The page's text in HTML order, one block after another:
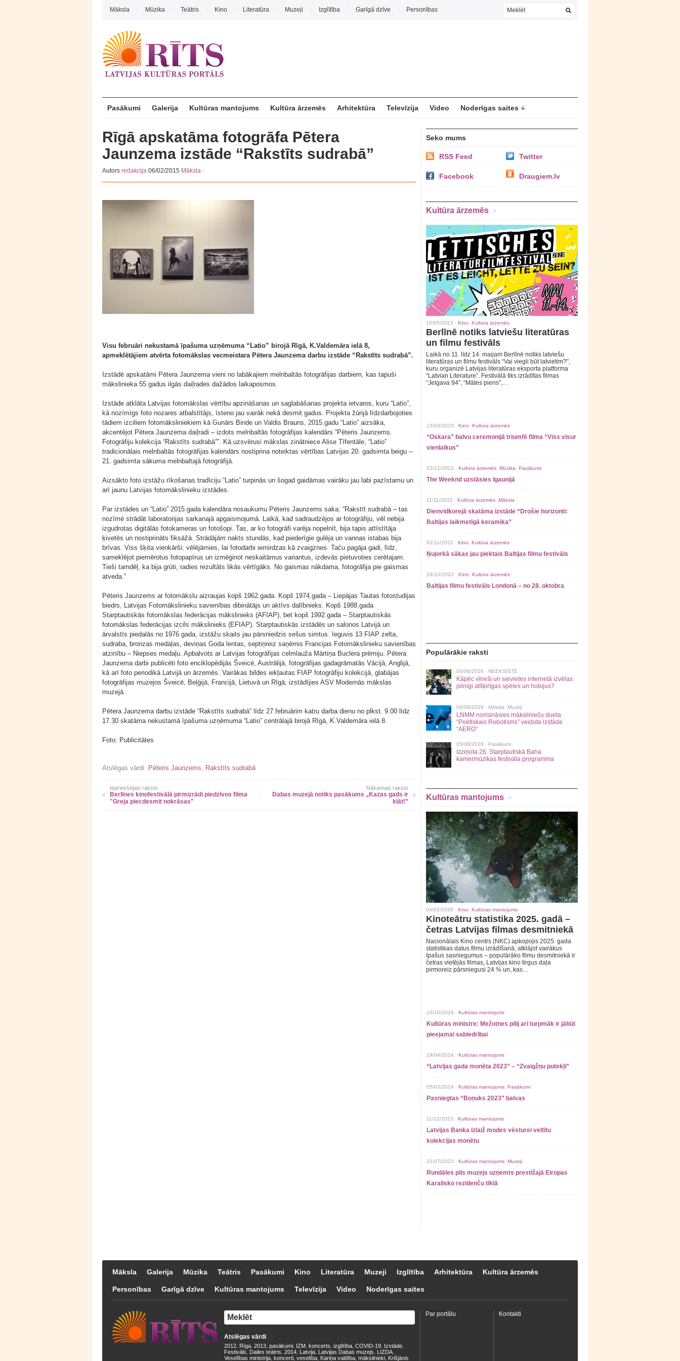
Māksla Mūzika Teātris Kino Literatūra Muzeji Izglītība Garīgā dzīve Personības
Pasākumi Galerija Kultūras mantojums Kultūra ārzemēs Arhitektūra Televīzija Video Noderīgas saites
Rīgā apskatāma fotogrāfa Pētera
Jaunzema izstāde “Rakstīts sudrabā”
Autors redakcija 06/02/2015 Māksla ·
Visu februāri nekustamā īpašuma uzņēmuma “Latio” birojā Rīgā, K.Valdemāra ielā 8,
apmeklētājiem atvērta fotomākslas vecmeistara Pētera Jaunzema darbu izstāde “Rakstīts sudrabā”.
Izstādē apskatāmi Pētera Jaunzema vieni no labākajiem melnbaltās fotogrāfijas darbiem, kas tapuši
mākslinieka 55 gadus ilgās daiļrades dažādos laikaposmos.
Izstāde atklāta Latvijas fotomākslas vērtību apzināšanas un saglabāšanas projekta ietvaros, kuru “Latio”,
kā nozīmīgs foto nozares atbalstītājs, īsteno jau vairāk nekā desmit gadus. Projekta žūrijā līdzdarbojoties
tādiem izciliem fotomāksliniekiem kā Gunārs Binde un Valdis Brauns, 2015.gadu “Latio” aizsāka,
akcentējot Pētera Jaunzema daiļradi – izdots melnbaltās fotogrāfijas kalendārs “Pēteris Jaunzems.
Fotogrāfiju kolekcija “Rakstīts sudrabā””. Kā uzsvērusi mākslas zinātniece Alise Tīfentāle, “Latio”
tradicionālais melnbaltās fotogrāfijas kalendārs nostiprina noteiktas vērtības Latvijas 20. gadsimta beigu –
21. gadsimta sākuma melnbaltajā fotogrāfijā.
Aizsākto foto izstāžu rīkošanas tradīciju “Latio” turpinās un šogad gaidāmas vairāku jau labi pazīstamu un
arī jaunu Latvijas fotomākslinieku izstādes.
Par izstādes un “Latio” 2015.gada kalendāra nosaukumu Pēteris Jaunzems saka: “Rakstīt sudrabā – tas
nozīmē strādāt laboratorijas sarkanajā apgaismojumā. Laikā, kad sadraudzējos ar fotogrāfiju, vēl nebija
izgudrotas digitālās fotokameras un fotošopi. Tas, ar ko fotogrāfi varēja nopelnīt, bija tapis attīstītāja
ķivetēs un nostiprināts fiksāžā. Strādājām nakts stundās, kad piederīgie gulēja un vannas istabas bija
brīvas. Viss šķita vienkārši: vēlējāmies, lai fotodarbi iemirdzas kā zvaigznes. Taču pagāja gadi, līdz,
sameklējot piemērotus fotopapīrus un izmēģinot neskaitāmus variantus, izdevās pietuvoties cerētajam.
Tieši tamdēļ, ka bija grūti, radies rezultāts likās vērtīgāks. No gaismas nākdama, fotogrāfija pie gaismas
atveda.”
Pēteris Jaunzems ar fotomākslu aizraujas kopš 1962.gada. Kopš 1974.gada – Liepājas Tautas fotostudijas
biedrs, Latvijas Fotomākslinieku savienības dibinātājs un aktīvs dalībnieks. Kopš 1988.gada
Starptautiskās fotomākslas federācijas mākslinieks (AFIAP), bet kopš 1992.gada – Starptautiskās
fotomākslas federācijas izcils mākslinieks (EFIAP). Starptautiskās izstādēs un salonos Latvijā un
ārvalstīs piedalās no 1976.gada, izstāžu skaits jau pārsniedzis sešus simtus. Ieguvis 13 FIAP zelta,
sudraba, bronzas medaļas, deviņas Goda lentas, septiņreiz saņēmis Francijas Fotomākslinieku savienības
atzinību – Niepses medaļu. Apbalvots ar Latvijas fotogrāfijas celmlauža Mārtiņa Buclera prēmiju. Pētera
Jaunzema darbi publicēti foto enciklopēdijās Šveicē, Austrālijā, fotogrāfijas gadagrāmatās Vācijā, Anglijā,
kā arī foto periodikā Latvijā un ārzemēs. Vairākas bildes iekļautas FIAP fotogrāfiju kolekcijā, glabājas
fotogrāfijas muzejos Šveicē, Beļģijā, Francijā, Lietuvā un Rīgā, izstādījies ASV Modernās mākslas
muzejā.
Pētera Jaunzema darbu izstāde “Rakstīts sudrabā” līdz 27.februārim katru darba dienu no plkst. 9.00 līdz
17.30 skatāma nekustamā īpašuma uzņēmuma “Latio” centrālajā birojā Rīgā, K.Valdemāra ielā 8.
Foto: Publicitātes
Atslēgas vārdi: Pēteris Jaunzems, Rakstīts sudrabā
Iepriekšējais raksts
Berlīnes kinofestivālā pirmizrādi piedzīvos filma
"Greja piecdesmit nokrāsas"
Nākamais raksts
Dabas muzejā notiks pasākums „Kazas gads ir
klāt!”
Seko mums
RSS Feed Twitter
Facebook Draugiem.lv
Kultūra ārzemēs
10/05/2023 · Kino Kultūra ārzemēs
Berlīnē notiks latviešu literatūras
un filmu festivāls
Laikā no 11. līdz 14. maijam Berlīnē notiks latviešu
literatūras un filmu festivāls “Vai viegli būt latvietim?”,
kuru organizē Latvijas literatūras eksporta platforma
“Latvian Literature”. Festivālā tiks izrādītas filmas
“Jelgava 94”, “Mātes piens”,…
13/03/2023 · Kino Kultūra ārzemēs
“Oskara” balvu ceremonijā triumfē filma “Viss visur
vienlaikus”
02/12/2022 · Kultūra ārzemēs Mūzika Pasākumi
The Weeknd uzstāsies Igaunijā
11/11/2022 · Kultūra ārzemēs Māksla
Dienvidkorejā skatāma izstāde “Drošie horizonti:
Baltijas laikmetīgā keramika”
01/11/2022 · Kino Kultūra ārzemēs
Ņujorkā sākas jau piektais Baltijas filmu festivāls
28/10/2022 · Kino Kultūra ārzemēs
Baltijas filmu festivāls Londonā – no 28. oktobra
Populārākie raksti
04/08/2026 · NEEKSISTE
Kāpēc vīrieši un sievietes internetā izvēlas
pilnīgi atšķirīgas spēles un hobijus?
04/08/2026 · Māksla Muzeji
LNMM norisināsies mākslinieču dueta
“Poētiskais Robotisms” veidota izstāde
“AERO”
05/08/2026 · Pasākumi
Izziņota 26. Starptautiskā Baha
kamermūzikas festivāla programma
Kultūras mantojums
04/02/2026 · Kino Kultūras mantojums
Kinoteātru statistika 2025. gadā –
četras Latvijas filmas desmitniekā
Nacionālais Kino centrs (NKC) apkopojis 2025. gada
statistikas datus filmu izrādīšanā, atklājot vairākus
īpašus sasniegumus – populārāko filmu desmitniekā ir
četras vietējās filmas, Latvijas kino tirgus daļa
pirmoreiz pārsniegusi 24 % un, kas…
10/10/2024 · Kultūras mantojums
Kultūras ministre: Mežotnes pilij arī turpmāk ir jābūt
pieejamai sabiedrībai
19/04/2024 · Kultūras mantojums
“Latvijas gada monēta 2023” – “Zvaigžņu putekļi”
05/03/2024 · Kultūras mantojums Pasākumi
Pasniegtas “Boņuks 2023” balvas
11/12/2023 · Kultūras mantojums
Latvijas Banka izlaiž modes vēsturei veltītu
kolekcijas monētu
21/07/2023 · Kultūras mantojums Muzeji
Rundāles pils muzejs uzņemts prestižajā Eiropas
Karalisko rezidenču tīklā
Māksla Galerija Mūzika Teātris Pasākumi Kino Literatūra Muzeji Izglītība Arhitektūra Kultūra ārzemēs
Personības Garīgā dzīve Kultūras mantojums Televīzija Video Noderīgas saites
Atslēgas vārdi
2012 Rīga 2013 pasākumi IZM koncerts izglītība COVID-19 Izstāde
Festivāls Dailes teātris 2014 Latvija Latvijas Dabas muzejs LIZDA
Veselības ministrija koncerti veselība Kariņa valdība mākslinieki Krišjānis
Par portālu Kontakti